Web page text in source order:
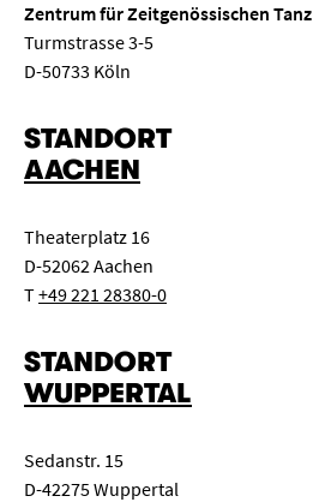
Zentrum für Zeitgenössischen Tanz
Turmstrasse 3-5
D-50733 Köln
STANDORT
AACHEN
Theaterplatz 16
D-52062 Aachen
T+49 221 28380-0
STANDORT
WUPPERTAL
Sedanstr. 15
D-42275 Wuppertal